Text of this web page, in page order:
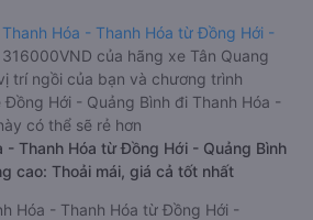
Hóa - Thanh Hóa từ Đồng Hới -
của hãng xe Tân Quang
trí ngồi của bạn và chương trình
Hới - Quảng Bình đi Thanh Hóa -
có thể sẽ rẻ hơn
- Thanh Hóa từ Đồng Hới - Quảng Bình
cao: Thoải mái, giá cả tốt nhất
Hóa - Thanh Hóa từ Đồng Hới -